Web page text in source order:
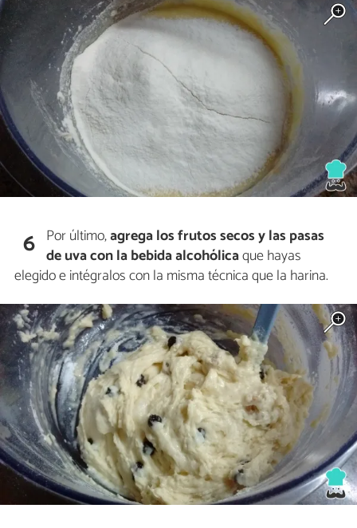
6 Por último,agrega los frutos secos y las pasas
de uva con la bebida alcohólicaque hayas
elegido e intégralos con la misma técnica que la harina.